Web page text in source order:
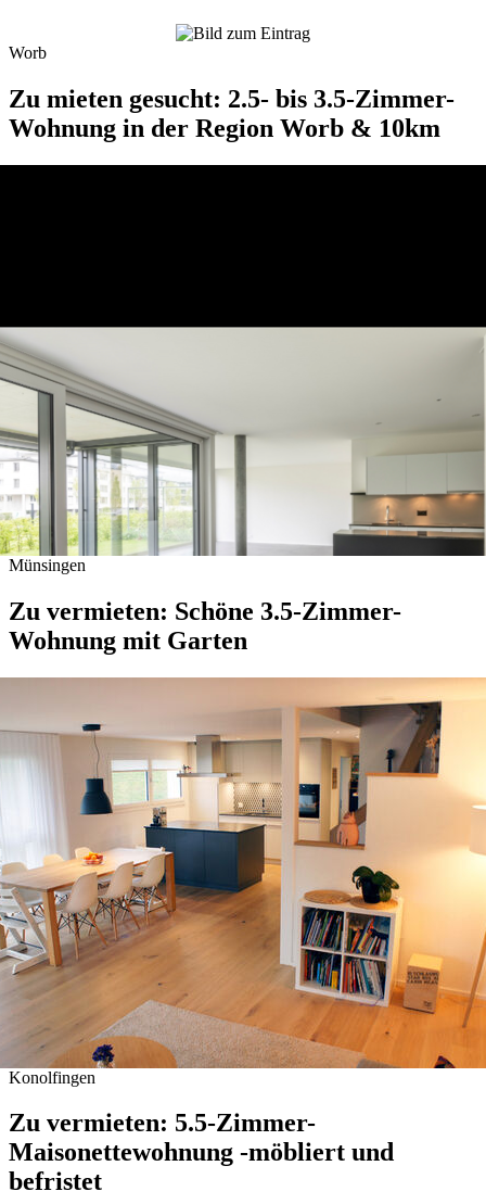
Worb
Zu mieten gesucht: 2.5- bis 3.5-Zimmer-
Wohnung in der Region Worb & 10km
Münsingen
Zu vermieten: Schöne 3.5-Zimmer-
Wohnung mit Garten
Konolfingen
Zu vermieten: 5.5-Zimmer-
Maisonettewohnung -möbliert und
befristet